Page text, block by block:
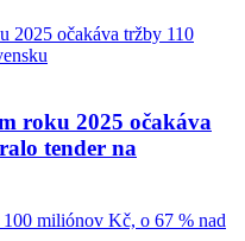
roku 2025 očakáva
tender na